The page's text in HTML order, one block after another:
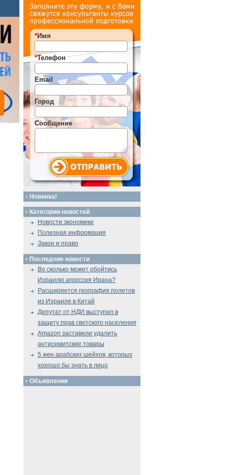
*Имя
*Телефон
Email
Город
Сообщение
Новинка!
Категории новостей
Новости экономики
Полезная информация
Закон и право
Последние новости
Во сколько может обойтись
Израилю агрессия Ирана?
Расширяется география полетов
из Израиля в Китай
Депутат от НДИ выступил в
защиту прав светского населения
Amazon заставили удалить
антисемитские товары
5 жен арабских шейхов, которых
хорошо бы знать в лицо
Объявления